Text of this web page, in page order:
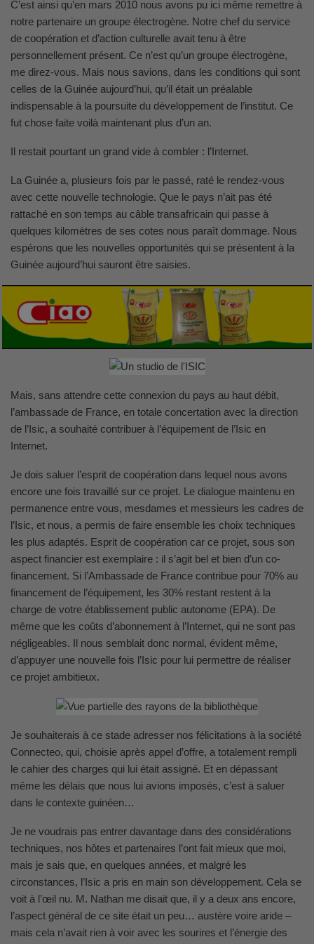
C’est ainsi qu’en mars 2010 nous avons pu ici même remettre à
notre partenaire un groupe électrogène. Notre chef du service
de coopération et d’action culturelle avait tenu à être
personnellement présent. Ce n’est qu’un groupe électrogène,
me direz-vous. Mais nous savions, dans les conditions qui sont
celles de la Guinée aujourd’hui, qu’il était un préalable
indispensable à la poursuite du développement de l’institut. Ce
fut chose faite voilà maintenant plus d’un an.
Il restait pourtant un grand vide à combler : l’Internet.
La Guinée a, plusieurs fois par le passé, raté le rendez-vous
avec cette nouvelle technologie. Que le pays n’ait pas été
rattaché en son temps au câble transafricain qui passe à
quelques kilomètres de ses cotes nous paraît dommage. Nous
espérons que les nouvelles opportunités qui se présentent à la
Guinée aujourd’hui sauront être saisies.
Mais, sans attendre cette connexion du pays au haut débit,
l’ambassade de France, en totale concertation avec la direction
de l’Isic, a souhaité contribuer à l’équipement de l’Isic en
Internet.
Je dois saluer l’esprit de coopération dans lequel nous avons
encore une fois travaillé sur ce projet. Le dialogue maintenu en
permanence entre vous, mesdames et messieurs les cadres de
l’Isic, et nous, a permis de faire ensemble les choix techniques
les plus adaptés. Esprit de coopération car ce projet, sous son
aspect financier est exemplaire : il s’agit bel et bien d’un co-
financement. Si l’Ambassade de France contribue pour 70% au
financement de l’équipement, les 30% restant restent à la
charge de votre établissement public autonome (EPA). De
même que les coûts d’abonnement à l’Internet, qui ne sont pas
négligeables. Il nous semblait donc normal, évident même,
d’appuyer une nouvelle fois l’Isic pour lui permettre de réaliser
ce projet ambitieux.
Je souhaiterais à ce stade adresser nos félicitations à la société
Connecteo, qui, choisie après appel d’offre, a totalement rempli
le cahier des charges qui lui était assigné. Et en dépassant
même les délais que nous lui avions imposés, c’est à saluer
dans le contexte guinéen…
Je ne voudrais pas entrer davantage dans des considérations
techniques, nos hôtes et partenaires l’ont fait mieux que moi,
mais je sais que, en quelques années, et malgré les
circonstances, l’Isic a pris en main son développement. Cela se
voit à l’œil nu. M. Nathan me disait que, il y a deux ans encore,
l’aspect général de ce site était un peu… austère voire aride –
mais cela n’avait rien à voir avec les sourires et l’énergie des